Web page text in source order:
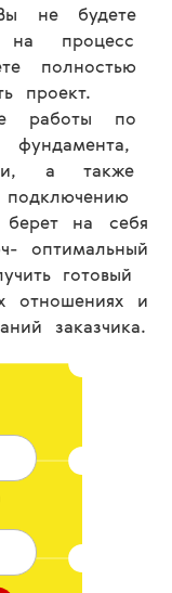
не будете
на процесс
полностью
проект.
работы по
а также
берет на себя
оптимальный
готовый
отношениях и
заказчика.